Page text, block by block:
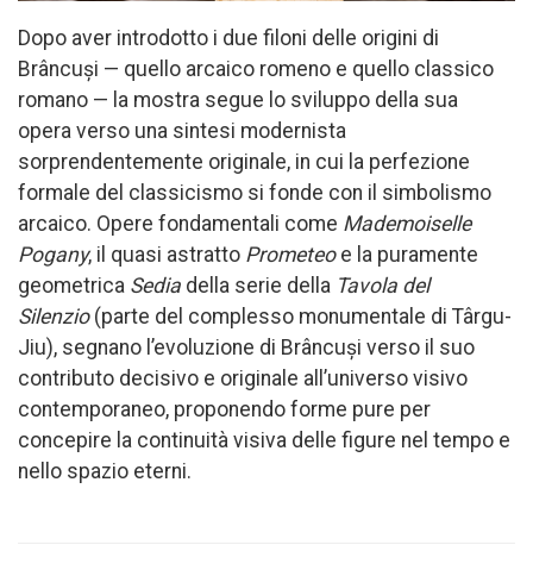
Dopo aver introdotto i due filoni delle origini di
Brâncuși — quello arcaico romeno e quello classico
romano — la mostra segue lo sviluppo della sua
opera verso una sintesi modernista
sorprendentemente originale, in cui la perfezione
formale del classicismo si fonde con il simbolismo
arcaico. Opere fondamentali come Mademoiselle
Pogany, il quasi astratto Prometeoe la puramente
geometrica Sedia della serie della Tavola del
Silenzio(parte del complesso monumentale di Târgu-
Jiu), segnano l’evoluzione di Brâncuși verso il suo
contributo decisivo e originale all’universo visivo
contemporaneo, proponendo forme pure per
concepire la continuità visiva delle figure nel tempo e
nello spazio eterni.